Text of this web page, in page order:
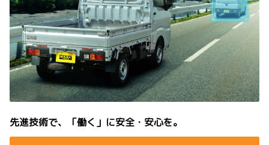
先進技術で、「働く」に安全・安心を。